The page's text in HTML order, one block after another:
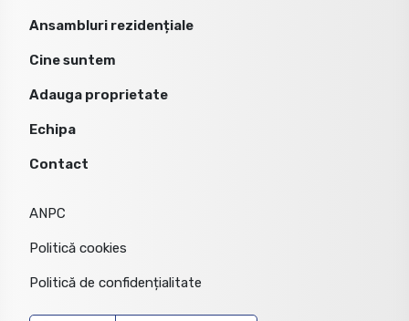
Ansambluri rezidențiale
Cine suntem
Adauga proprietate
Echipa
Contact
ANPC
Politică cookies
Politică de confidențialitate